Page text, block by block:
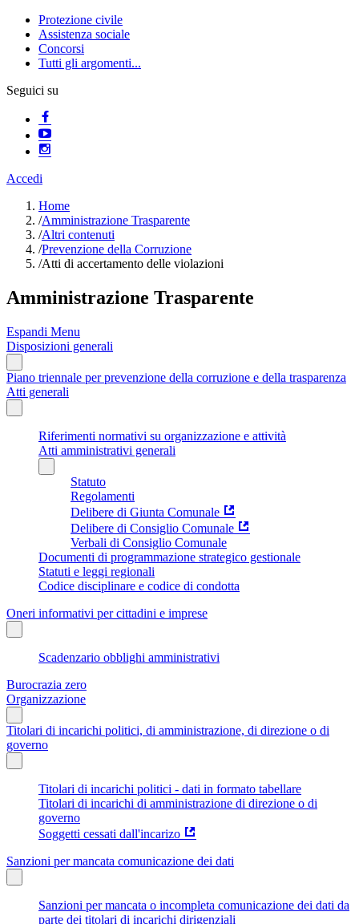
Protezione civile
Assistenza sociale
Concorsi
Tutti gli argomenti...
Seguici su
Accedi
Home
/Amministrazione Trasparente
/Altri contenuti
/Prevenzione della Corruzione
/Atti di accertamento delle violazioni
Amministrazione Trasparente
Espandi Menu
Disposizioni generali
Piano triennale per prevenzione della corruzione e della trasparenza
Atti generali
Riferimenti normativi su organizzazione e attività
Atti amministrativi generali
Statuto
Regolamenti
Delibere di Giunta Comunale
Delibere di Consiglio Comunale
Verbali di Consiglio Comunale
Documenti di programmazione strategico gestionale
Statuti e leggi regionali
Codice disciplinare e codice di condotta
Oneri informativi per cittadini e imprese
Scadenzario obblighi amministrativi
Burocrazia zero
Organizzazione
Titolari di incarichi politici, di amministrazione, di direzione o di
governo
Titolari di incarichi politici - dati in formato tabellare
Titolari di incarichi di amministrazione di direzione o di
governo
Soggetti cessati dall'incarizo
Sanzioni per mancata comunicazione dei dati
Sanzioni per mancata o incompleta comunicazione dei dati da
parte dei titolari di incarichi dirigenziali